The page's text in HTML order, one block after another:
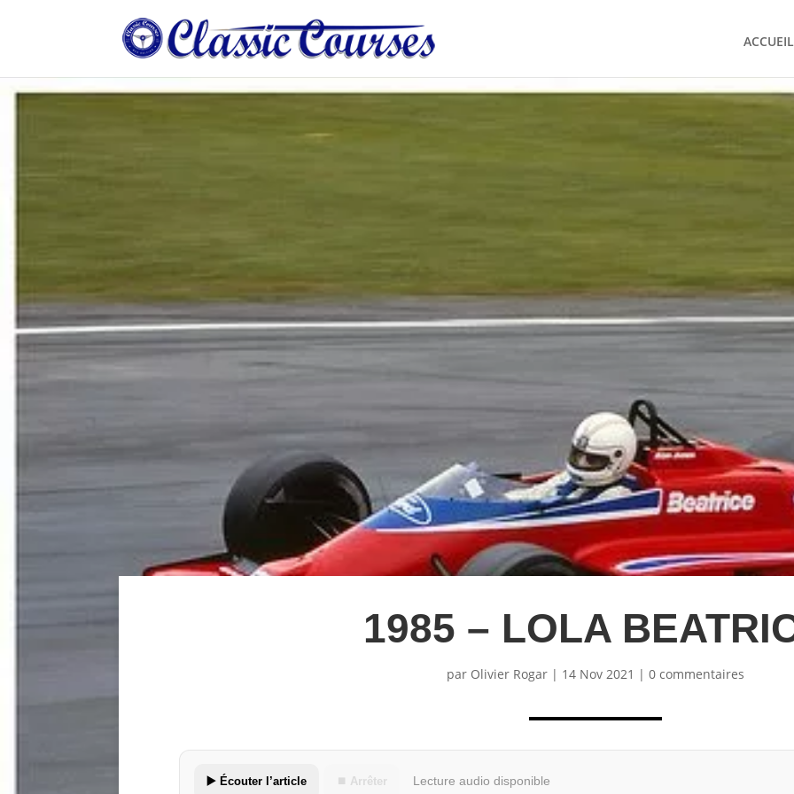
ACCUEIL
1985 – LOLA
par Olivier Rogar | 14 Nov 2021 | 0 commentaires
▶️ Écouter l’article ⏹ Arrêter Lecture audio disponible